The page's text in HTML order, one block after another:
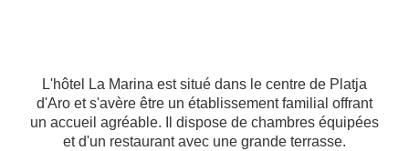
L'hôtel La Marina est situé dans le centre de Platja
d'Aro et s'avère être un établissement familial offrant
un accueil agréable. Il dispose de chambres équipées
et d'un restaurant avec une grande terrasse.